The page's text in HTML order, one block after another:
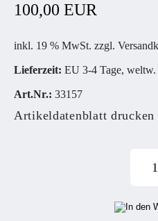
100,00 EUR
inkl. 19 % MwSt. zzgl.
Lieferzeit: EU 3-4 Tage, weltw.
Art.Nr.: 33157
Artikeldatenblatt drucken